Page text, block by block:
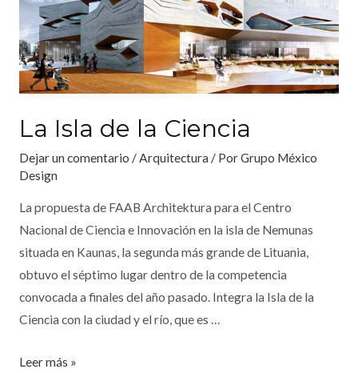
La Isla de la Ciencia
Dejar un comentario /Arquitectura / PorGrupo México
Design
La propuesta de FAAB Architektura para el Centro
Nacional de Ciencia e Innovación en la isla de Nemunas
situada en Kaunas, la segunda más grande de Lituania,
obtuvo el séptimo lugar dentro de la competencia
convocada a finales del año pasado. Integra la Isla de la
Ciencia con la ciudad y el río, que es …
Leer más »